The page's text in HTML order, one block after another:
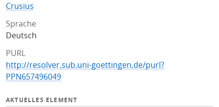
Crusius
Sprache
Deutsch
PURL
http://resolver.sub.uni-goettingen.de/purl?
PPN657496049
AKTUELLES ELEMENT